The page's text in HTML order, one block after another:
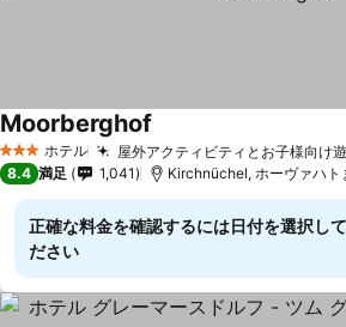
3 ホテルのランク
ホテル 屋外アクティビティとお子様向け
Moorberghof
8.4 満足 1,041 Kirchnüchel, ホーヴァハト
正確な料金を確認するには日付を選択して
ださい